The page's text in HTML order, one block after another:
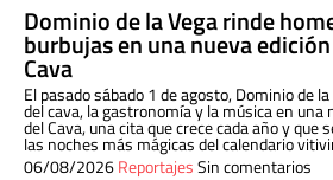
Dominio de la Vega rinde
burbujas en una nueva
Cava
El pasado sábado 1 de agosto, Dominio de
del cava, la gastronomía y la música en una
del Cava, una cita que crece cada año y que
las noches más mágicas del calendario
06/08/2026ReportajesSin comentarios